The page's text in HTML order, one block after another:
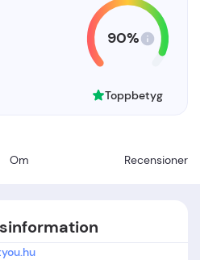
Om Recensioner
90%
Toppbetyg